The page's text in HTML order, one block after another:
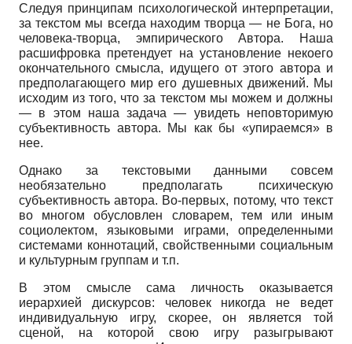
Следуя принципам психологической интерпретации,
за текстом мы всегда находим творца — не Бога, но
человека-творца, эмпирического Автора. Наша
расшифровка претендует на установление некоего
окончательного смысла, идущего от этого автора и
предполагающего мир его душевных движений. Мы
исходим из того, что за текстом мы можем и должны
— в этом наша задача — увидеть неповторимую
субъективность автора. Мы как бы «упираемся» в
нее.
Однако за текстовыми данными совсем
необязательно предполагать психическую
субъективность автора. Во-первых, потому, что текст
во многом обусловлен словарем, тем или иным
социолектом, языковыми играми, определенными
системами коннотаций, свойственными социальным
и культурным группам и т.п.
В этом смысле сама личность оказывается
иерархией дискурсов: человек никогда не ведет
индивидуальную игру, скорее, он является той
сценой, на которой свою игру разыгрывают